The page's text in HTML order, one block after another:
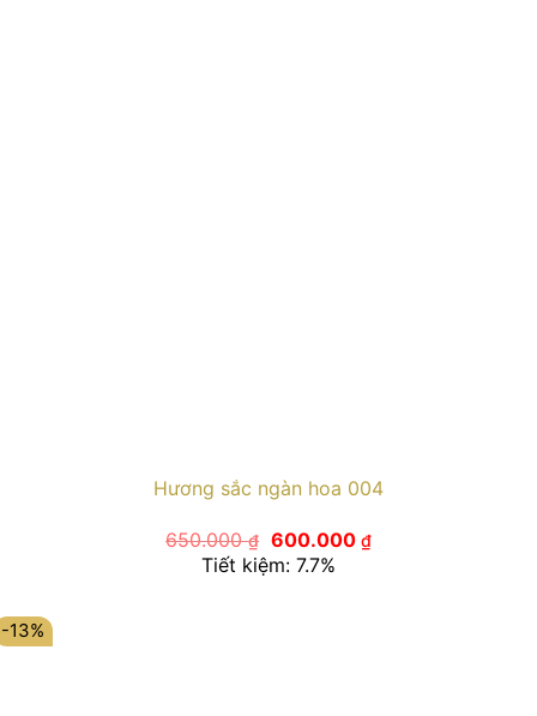
Hương sắc ngàn hoa 004
650.000₫ Giá
gốc
là:
600.000 ₫Giá
hiện
Tiết kiệm: 7.7%
-13%